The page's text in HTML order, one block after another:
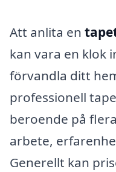
Att anlita en
kan vara en klok
förvandla ditt
professionell
beroende på
arbete,
Generellt kan